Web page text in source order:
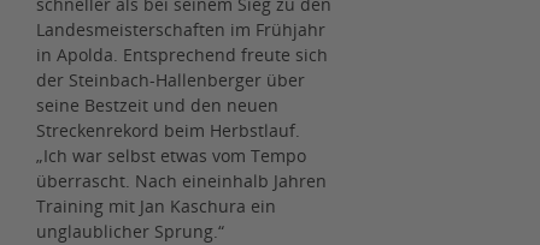
Landesmeisterschaften im Frühjahr
in Apolda. Entsprechend freute sich
der Steinbach-Hallenberger über
seine Bestzeit und den neuen
Streckenrekord beim Herbstlauf.
„Ich war selbst etwas vom Tempo
überrascht. Nach eineinhalb Jahren
Training mit Jan Kaschura ein
unglaublicher Sprung.“